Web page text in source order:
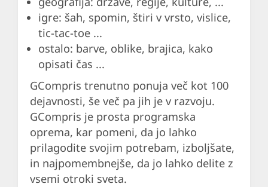
igre: šah, spomin, štiri v vrsto, vislice,
tic-tac-toe ...
ostalo: barve, oblike, brajica, kako
opisati čas ...
GCompris trenutno ponuja več kot 100
dejavnosti, še več pa jih je v razvoju.
GCompris je prosta programska
oprema, kar pomeni, da jo lahko
prilagodite svojim potrebam, izboljšate,
in najpomembnejše, da jo lahko delite z
vsemi otroki sveta.